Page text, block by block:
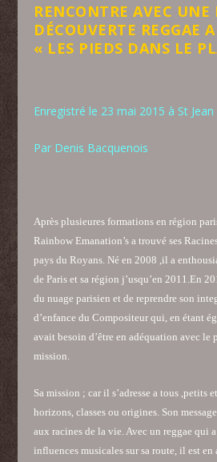
RENCONTRE AVEC UNE
DÉCOUVERTE REGGAE
« LES PIEDS DANS LE
Enregistré le 23 mai 2015 à St
Par Denis Bacquenois
Après plusieures formations en région
Rainbow Emanation’s a trouvé ses
pays du Royans. Né en 2008 ,il a
de Paris et sa région j’usqu’en 2011.En
du nuage parisien et de reprendre son
d’enfance du Compositeur qui, en étant
avait besoin d’être en adéquation avec le
mission.
Sa mission ; car il s’adresse a tous ,petits
horizons, classes ou origines. Son
aux racines de la vie. Avec un reggae qui
influences musicales sur sa route, il est